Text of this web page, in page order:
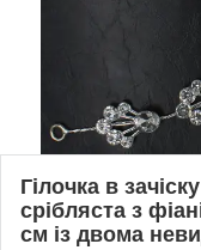
Гілочка в
срібляста з
см із двома